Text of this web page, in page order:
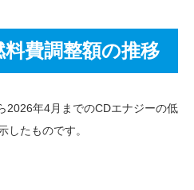
費調整額の推移
2026年4月までのCDエナジーの低
したものです。